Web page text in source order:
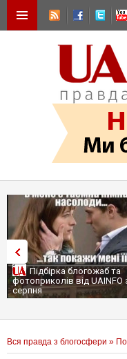
Підбірка блогожаб та
фотоприколів від UAINFO
серпня
Вся правда з блогосфери »